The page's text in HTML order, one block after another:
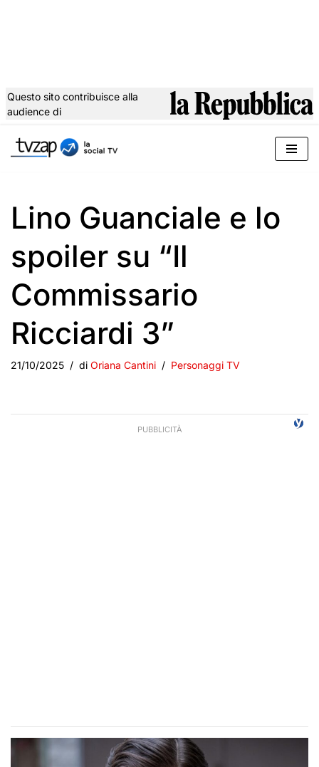
al
Questo sito contribuisce alla
audience di
Lino Guanciale e lo
spoiler su “Il
Commissario
Ricciardi 3”
21/10/2025 di Oriana Cantini Personaggi TV